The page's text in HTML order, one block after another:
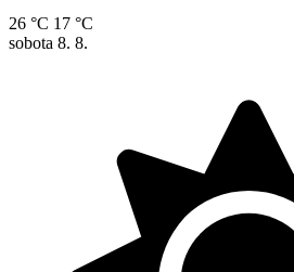
26 °C 17 °C
sobota 8. 8.